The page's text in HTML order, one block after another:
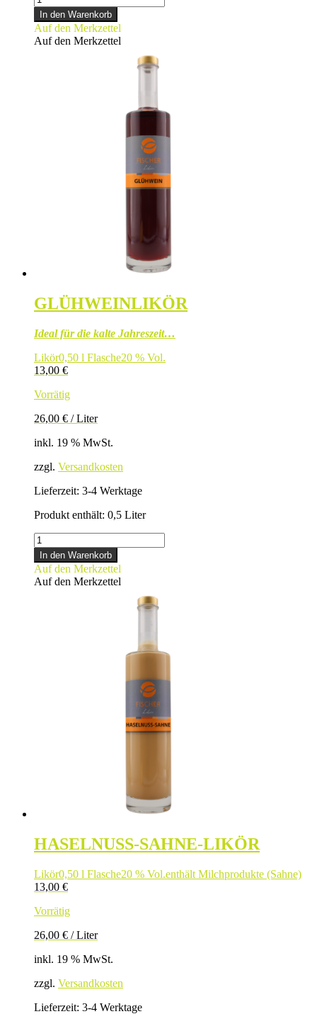
ZIMT-
LIKÖR
Menge
In den Warenkorb
Auf den Merkzettel
Auf den Merkzettel
GLÜHWEINLIKÖR
Ideal für die kalte Jahreszeit…
Likör0,50 l Flasche20 % Vol.
13,00 €
Vorrätig
26,00 € /Liter
inkl. 19 % MwSt.
zzgl. Versandkosten
Lieferzeit: 3-4 Werktage
Produkt enthält: 0,5 Liter
GLÜHWEINLIKÖR
Menge
In den Warenkorb
Auf den Merkzettel
Auf den Merkzettel
HASELNUSS-SAHNE-LIKÖR
Likör0,50 l Flasche20 % Vol.enthält Milchprodukte (Sahne)
13,00 €
Vorrätig
26,00 € /Liter
inkl. 19 % MwSt.
zzgl. Versandkosten
Lieferzeit: 3-4 Werktage